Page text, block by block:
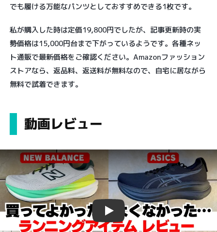
でも履ける万能なパンツとしておすすめできる1枚です。
私が購入した時は定価19,800円でしたが、記事更新時の実
勢価格は15,000円台まで下がっているようです。各種ネッ
ト通販で最新価格をご確認ください。Amazonファッション
ストアなら、返品料、返送料が無料なので、自宅に居ながら
無料で試着できます。
動画レビュー
Play